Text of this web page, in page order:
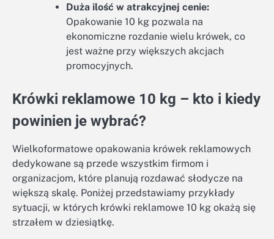
Duża ilość w atrakcyjnej cenie:
Opakowanie 10 kg pozwala na
ekonomiczne rozdanie wielu krówek, co
jest ważne przy większych akcjach
promocyjnych.
Krówki reklamowe 10 kg – kto i kiedy
powinien je wybrać?
Wielkoformatowe opakowania krówek reklamowych
dedykowane są przede wszystkim firmom i
organizacjom, które planują rozdawać słodycze na
większą skalę. Poniżej przedstawiamy przykłady
sytuacji, w których krówki reklamowe 10 kg okażą się
strzałem w dziesiątkę.